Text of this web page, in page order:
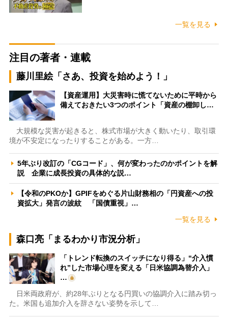
一覧を見る
注目の著者・連載
藤川里絵「さあ、投資を始めよう！」
【資産運用】大災害時に慌てないために平時から
備えておきたい3つのポイント「資産の棚卸し…
大規模な災害が起きると、株式市場が大きく動いたり、取引環
境が不安定になったりすることがある。一方…
5年ぶり改訂の「CGコード」、何が変わったのかポイントを解
説 企業に成長投資の具体的な説…
【令和のPKOか】GPIFをめぐる片山財務相の「円資産への投
資拡大」発言の波紋 「国債重視」…
一覧を見る
森口亮「まるわかり市況分析」
「トレンド転換のスイッチになり得る」“介入慣
れ”した市場心理を変える「日米協調為替介入」
…
日米両政府が、約28年ぶりとなる円買いの協調介入に踏み切っ
た。米国も追加介入を辞さない姿勢を示して…